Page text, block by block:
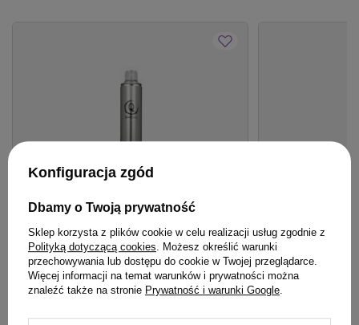
OFERTA BESTSELLER
Lakier Artego Qualify modelujący i
zwiększający objętość 500 ml
47,80 zł / szt.
BESTSELLER
Krem
VOL 6,6 % 90 ml
Konfiguracja zgód
Dbamy o Twoją prywatność
Sklep korzysta z plików cookie w celu realizacji usług zgodnie z
Polityką dotyczącą cookies. Możesz określić warunki
przechowywania lub dostępu do cookie w Twojej przeglądarce.
Więcej informacji na temat warunków i prywatności można
znaleźć także na stronie Prywatność i warunki Google.